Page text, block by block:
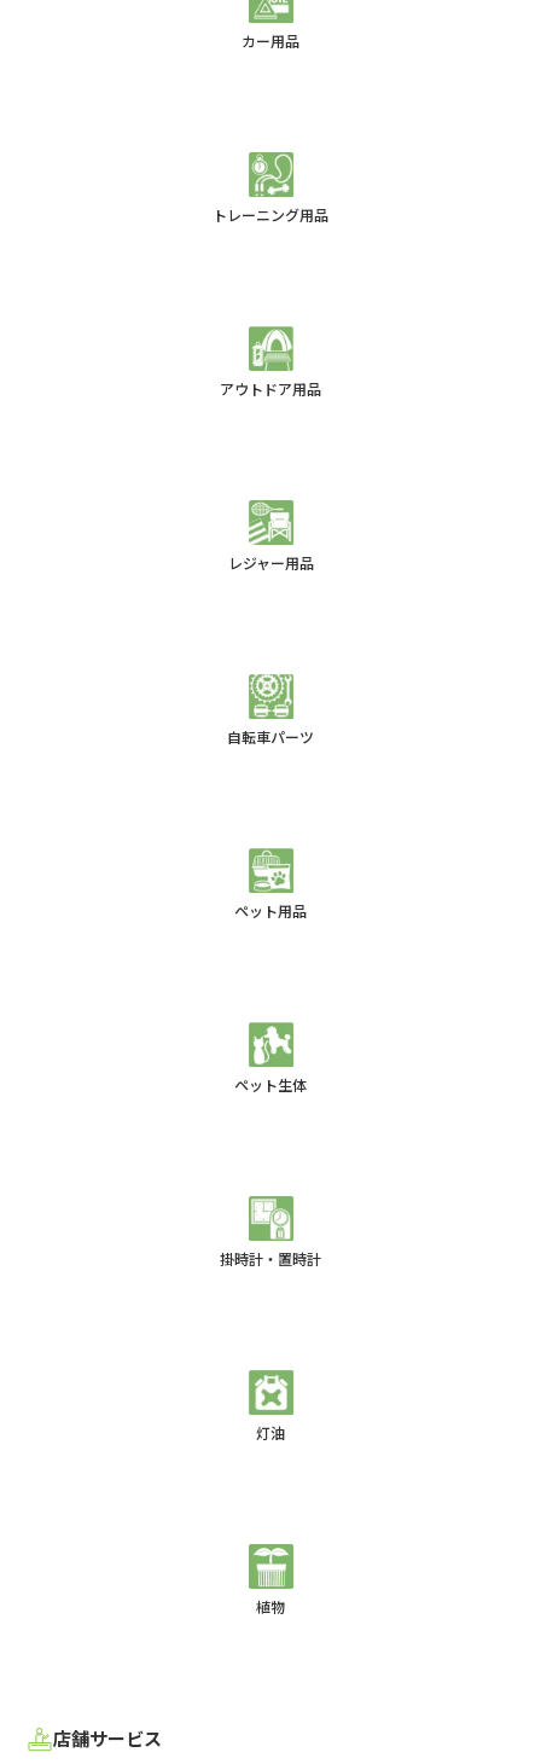
カー用品
トレーニング用品
アウトドア用品
レジャー用品
自転車パーツ
ペット用品
ペット生体
掛時計・置時計
灯油
植物
店舗サービス